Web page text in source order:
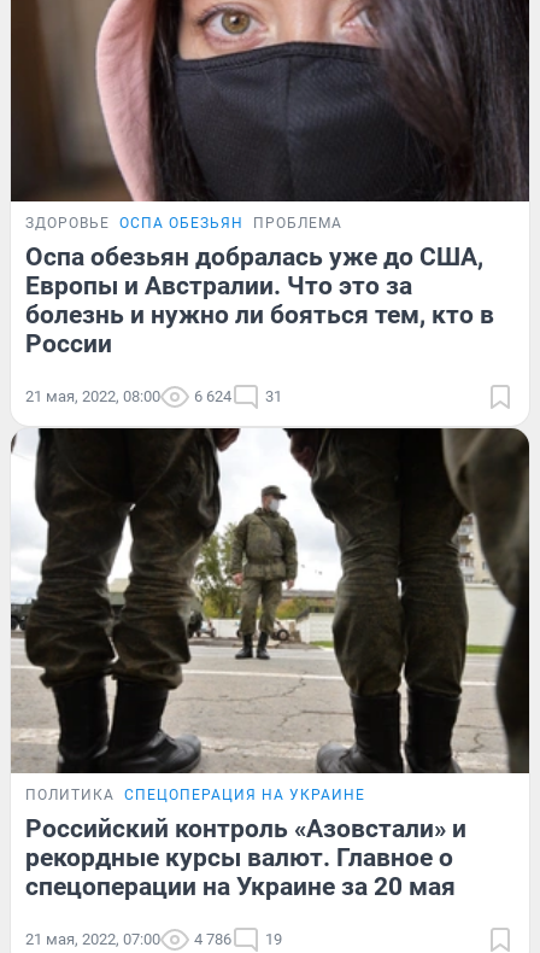
ЗДОРОВЬЕ ОСПА ОБЕЗЬЯН ПРОБЛЕМА
Оспа обезьян добралась уже до США,
Европы и Австралии. Что это за
болезнь и нужно ли бояться тем, кто в
России
21 мая, 2022, 08:00 6 624 31
ПОЛИТИКА СПЕЦОПЕРАЦИЯ НА УКРАИНЕ
Российский контроль «Азовстали» и
рекордные курсы валют. Главное о
спецоперации на Украине за 20 мая
21 мая, 2022, 07:00 4 786 19